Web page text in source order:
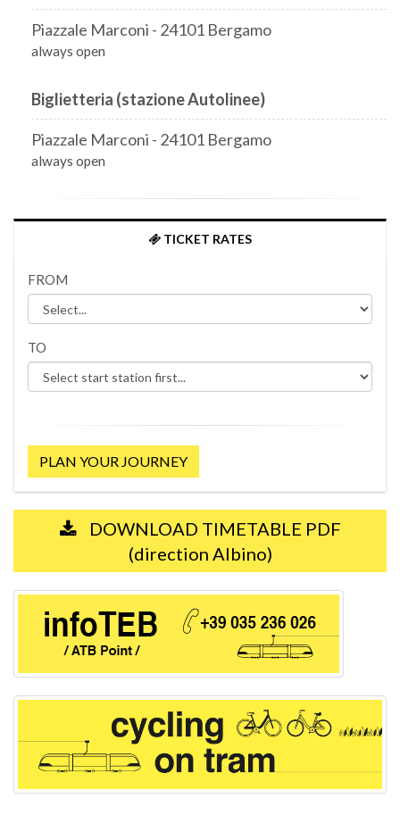
Piazzale Marconi - 24101 Bergamo
always open
Biglietteria (stazione Autolinee)
Piazzale Marconi - 24101 Bergamo
always open
TICKET RATES
FROM
TO
PLAN YOUR JOURNEY
DOWNLOAD TIMETABLE PDF
(direction Albino)